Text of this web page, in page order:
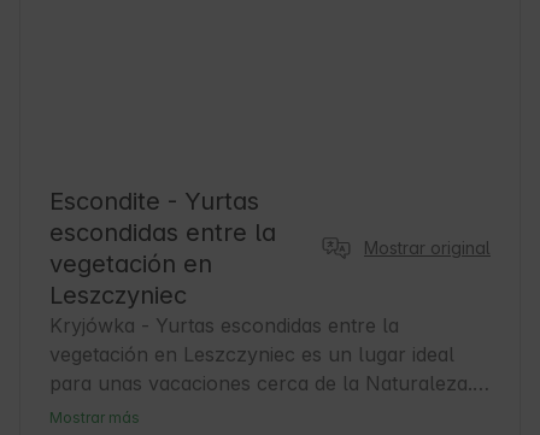
Escondite - Yurtas
escondidas entre la
vegetación en
Leszczyniec
Mostrar original
Kryjówka - Yurtas escondidas entre la
vegetación en Leszczyniec es un lugar ideal
para unas vacaciones cerca de la Naturaleza.
Situado en la pintoresca voivodía de Baja
Mostrar más